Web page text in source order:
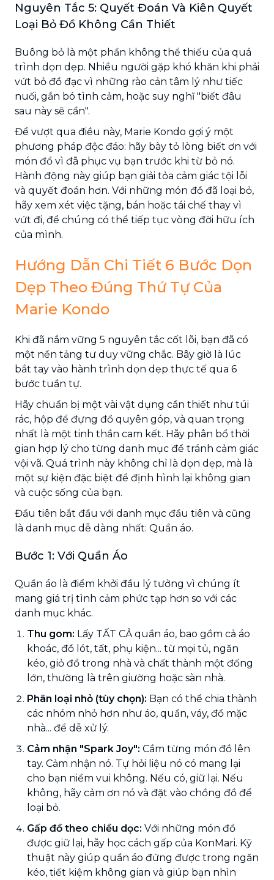
Nguyên Tắc 5: Quyết Đoán Và Kiên Quyết
Loại Bỏ Đồ Không Cần Thiết
Buông bỏ là một phần không thể thiếu của quá
trình dọn dẹp. Nhiều người gặp khó khăn khi phải
vứt bỏ đồ đạc vì những rào cản tâm lý như tiếc
nuối, gắn bó tình cảm, hoặc suy nghĩ "biết đâu
sau này sẽ cần".
Để vượt qua điều này, Marie Kondo gợi ý một
phương pháp độc đáo: hãy bày tỏ lòng biết ơn với
món đồ vì đã phục vụ bạn trước khi từ bỏ nó.
Hành động này giúp bạn giải tỏa cảm giác tội lỗi
và quyết đoán hơn. Với những món đồ đã loại bỏ,
hãy xem xét việc tặng, bán hoặc tái chế thay vì
vứt đi, để chúng có thể tiếp tục vòng đời hữu ích
của mình.
Hướng Dẫn Chi Tiết 6 Bước Dọn
Dẹp Theo Đúng Thứ Tự Của
Marie Kondo
Khi đã nắm vững 5 nguyên tắc cốt lõi, bạn đã có
một nền tảng tư duy vững chắc. Bây giờ là lúc
bắt tay vào hành trình dọn dẹp thực tế qua 6
bước tuần tự.
Hãy chuẩn bị một vài vật dụng cần thiết như túi
rác, hộp để đựng đồ quyên góp, và quan trọng
nhất là một tinh thần cam kết. Hãy phân bổ thời
gian hợp lý cho từng danh mục để tránh cảm giác
vội vã. Quá trình này không chỉ là dọn dẹp, mà là
một sự kiện đặc biệt để định hình lại không gian
và cuộc sống của bạn.
Đầu tiên bắt đầu với danh mục đầu tiên và cũng
là danh mục dễ dàng nhất: Quần áo.
Bước 1: Với Quần Áo
Quần áo là điểm khởi đầu lý tưởng vì chúng ít
mang giá trị tình cảm phức tạp hơn so với các
danh mục khác.
Thu gom: Lấy TẤT CẢ quần áo, bao gồm cả áo
khoác, đồ lót, tất, phụ kiện... từ mọi tủ, ngăn
kéo, giỏ đồ trong nhà và chất thành một đống
lớn, thường là trên giường hoặc sàn nhà.
Phân loại nhỏ (tùy chọn): Bạn có thể chia thành
các nhóm nhỏ hơn như áo, quần, váy, đồ mặc
nhà... để dễ xử lý.
Cảm nhận "Spark Joy": Cầm từng món đồ lên
tay. Cảm nhận nó. Tự hỏi liệu nó có mang lại
cho bạn niềm vui không. Nếu có, giữ lại. Nếu
không, hãy cảm ơn nó và đặt vào chồng đồ để
loại bỏ.
Gấp đồ theo chiều dọc: Với những món đồ
được giữ lại, hãy học cách gấp của KonMari. Kỹ
thuật này giúp quần áo đứng được trong ngăn
kéo, tiết kiệm không gian và giúp bạn nhìn